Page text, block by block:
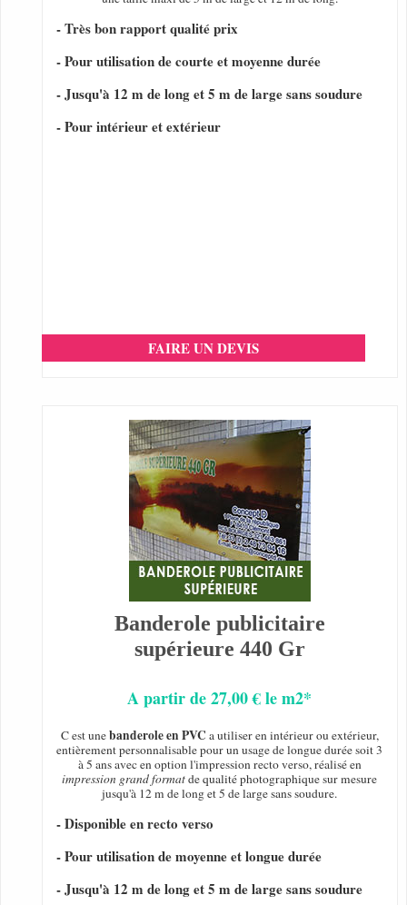
- Très bon rapport qualité prix
- Pour utilisation de courte et moyenne durée
- Jusqu'à 12 m de long et 5 m de large sans soudure
- Pour intérieur et extérieur
FAIRE UN DEVIS
Banderole publicitaire
supérieure 440 Gr
A partir de 27,00 € le m2*
C est unebanderole en PVC a utiliser en intérieur ou extérieur,
entièrement personnalisable pour un usage de longue durée soit 3
à 5 ans avec en option l'impression recto verso, réalisé en
impression grand formatde qualité photographique sur mesure
jusqu'à 12 m de long et 5 de large sans soudure.
- Disponible en recto verso
- Pour utilisation de moyenne et longue durée
- Jusqu'à 12 m de long et 5 m de large sans soudure